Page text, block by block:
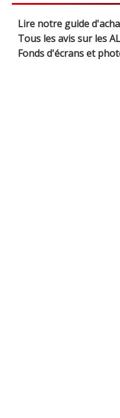
Lire notre guide
Tous les avis sur les
Fonds d'écrans et